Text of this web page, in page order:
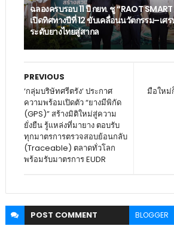
ฉลองครบรอบ 11 ปี กยท. ชู “RAOT SMART
เปิดทิศทางปีที่ 12 ขับเคลื่อนนวัตกรรม–เศร
ระดับยางไทยสู่สากล
มือใหม่
PREVIOUS
‘กลุ่มบริษัทศรีตรัง’ ประกาศ
ความพร้อมเปิดตัว “ยางมีพิกัด
(GPS)” สร้างมิติใหม่สู่ความ
ยั่งยืน รู้แหล่งที่มายาง ตอบรับ
ทุกมาตรการตรวจสอบย้อนกลับ
(Traceable) ตลาดทั่วโลก
พร้อมรับมาตรการ EUDR
POST COMMENT BLOGGER